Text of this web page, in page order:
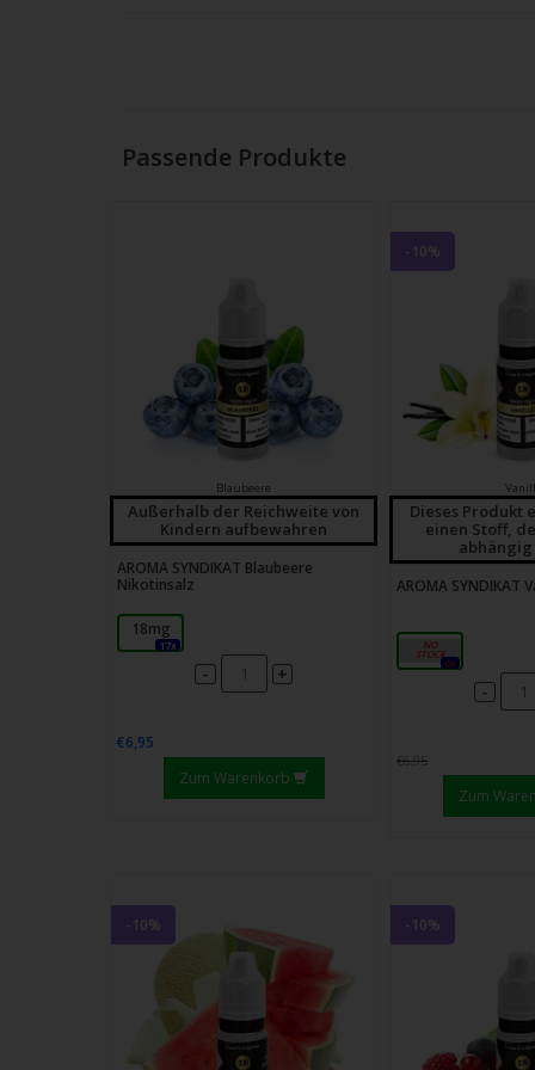
Passende Produkte
Blaubeere
Außerhalb der Reichweite von
Kindern aufbewahren
AROMA SYNDIKAT Blaubeere
Nikotinsalz
18mg
17x
- +
€6,95
Zum Warenkorb
-10%
Dieses Produkt
einen Stoff,
abhängig
AROMA SYNDIKAT
18mg
0x
-
€6,95
Zum
-10% -10%